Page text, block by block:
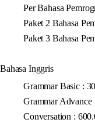
Per Bahasa
Paket 2 Bahasa
Paket 3 Bahasa
Bahasa Inggris
Grammar Basic :
Grammar Advance
Conversation :